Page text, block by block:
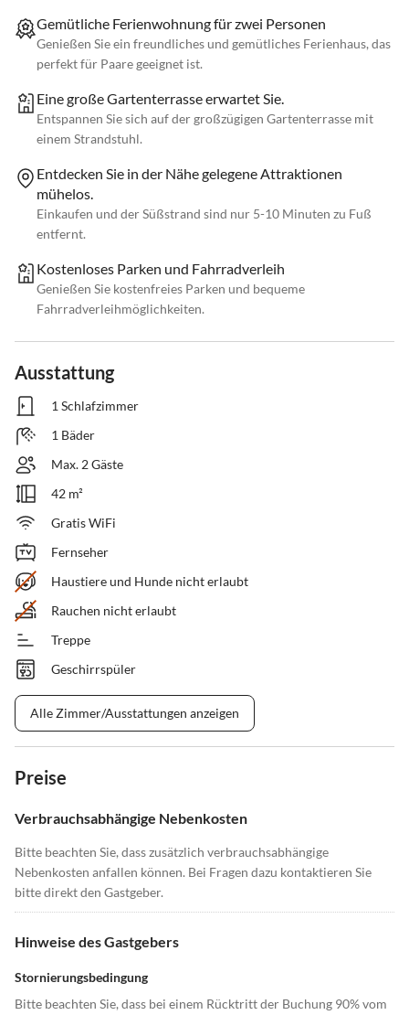
Gemütliche Ferienwohnung für zwei Personen
Genießen Sie ein freundliches und gemütliches Ferienhaus, das
perfekt für Paare geeignet ist.
Eine große Gartenterrasse erwartet Sie.
Entspannen Sie sich auf der großzügigen Gartenterrasse mit
einem Strandstuhl.
Entdecken Sie in der Nähe gelegene Attraktionen
mühelos.
Einkaufen und der Süßstrand sind nur 5-10 Minuten zu Fuß
entfernt.
Kostenloses Parken und Fahrradverleih
Genießen Sie kostenfreies Parken und bequeme
Fahrradverleihmöglichkeiten.
Ausstattung
1 Schlafzimmer
1 Bäder
Max. 2 Gäste
42 m²
Gratis WiFi
Fernseher
Haustiere und Hunde nicht erlaubt
Rauchen nicht erlaubt
Treppe
Geschirrspüler
Alle Zimmer/Ausstattungen anzeigen
Preise
Verbrauchsabhängige Nebenkosten
Bitte beachten Sie, dass zusätzlich verbrauchsabhängige
Nebenkosten anfallen können. Bei Fragen dazu kontaktieren Sie
bitte direkt den Gastgeber.
Hinweise des Gastgebers
Stornierungsbedingung
Bitte beachten Sie, dass bei einem Rücktritt der Buchung 90% vom